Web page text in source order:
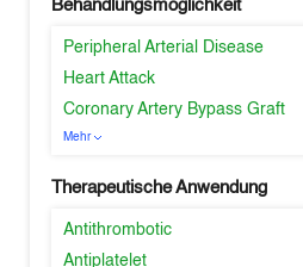
Behandlungsmöglichkeit
Peripheral Arterial Disease
Heart Attack
Coronary Artery Bypass Graft
Mehr
Therapeutische Anwendung
Antithrombotic
Antiplatelet